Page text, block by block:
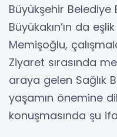
Büyükşehir Belediye
Büyükakın’ın da
Memişoğlu,
Ziyaret sırasında
araya gelen Sağlık
yaşamın önemine
konuşmasında şu